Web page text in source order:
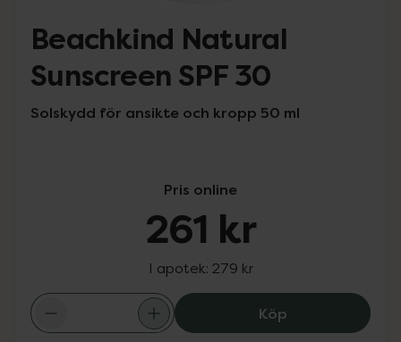
Beachkind Natural
Sunscreen SPF 30
Solskydd för ansikte och kropp 50 ml
Pris online
261 kr
I apotek: 279 kr
KöpBeachkind